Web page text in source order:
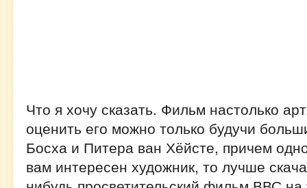
Что я хочу сказать. Фильм настолько
оценить его можно только будучи
Босха и Питера ван Хёйсте, причем
вам интересен художник, то лучше